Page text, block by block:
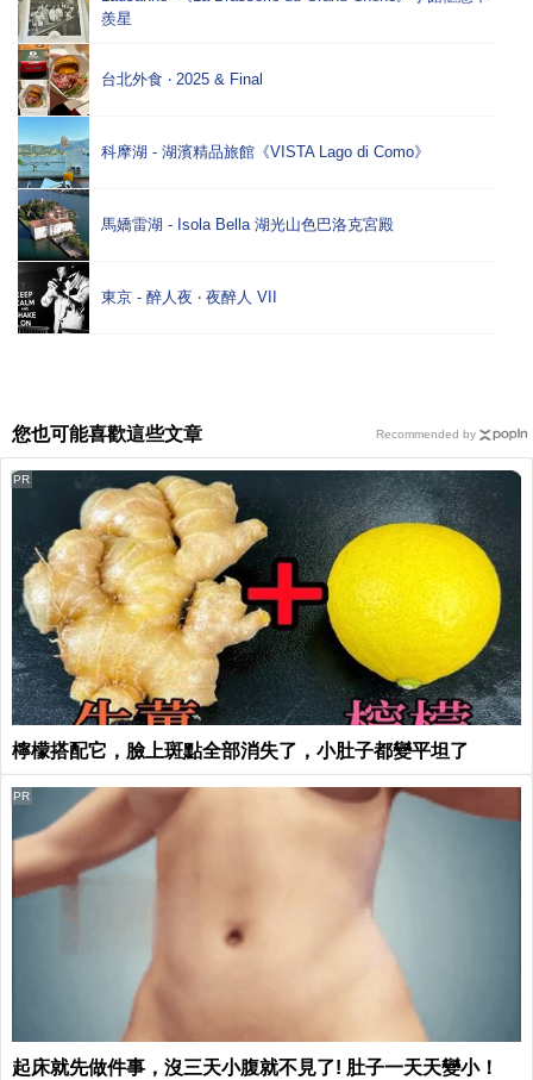
羨星
台北外食 ‧ 2025 & Final
科摩湖 - 湖濱精品旅館《VISTA Lago di Como》
馬嬌雷湖 - Isola Bella 湖光山色巴洛克宮殿
東京 - 醉人夜 ‧ 夜醉人 VII
您也可能喜歡這些文章
檸檬搭配它，臉上斑點全部消失了，小肚子都變平坦了
PR
起床就先做件事，沒三天小腹就不見了! 肚子一天天變小！
PR
Recommended by